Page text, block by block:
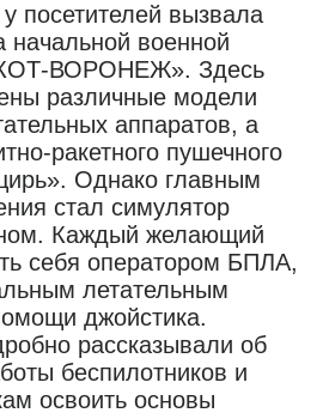
посетителей вызвала
начальной военной
ВОРОНЕЖ». Здесь
различные модели
аппаратов, а
ракетного пушечного
Однако главным
стал симулятор
Каждый желающий
себя оператором БПЛА,
летательным
джойстика.
рассказывали об
беспилотников и
освоить основы